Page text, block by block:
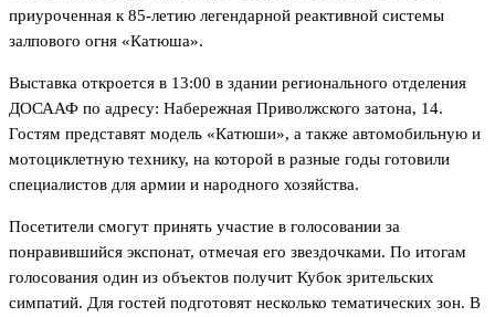
приуроченная к 85-летию легендарной реактивной системы
залпового огня «Катюша».
Выставка откроется в 13:00 в здании регионального отделения
ДОСААФ по адресу: Набережная Приволжского затона, 14.
Гостям представят модель «Катюши», а также автомобильную и
мотоциклетную технику, на которой в разные годы готовили
специалистов для армии и народного хозяйства.
Посетители смогут принять участие в голосовании за
понравившийся экспонат, отмечая его звездочками. По итогам
голосования один из объектов получит Кубок зрительских
симпатий. Для гостей подготовят несколько тематических зон. В